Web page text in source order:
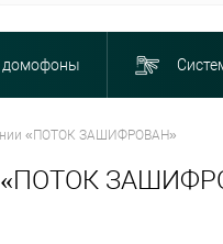
домофоны
«ПОТОК ЗАШИФРОВАН»
«ПОТОК